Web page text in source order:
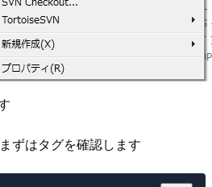
ずはタグを確認します